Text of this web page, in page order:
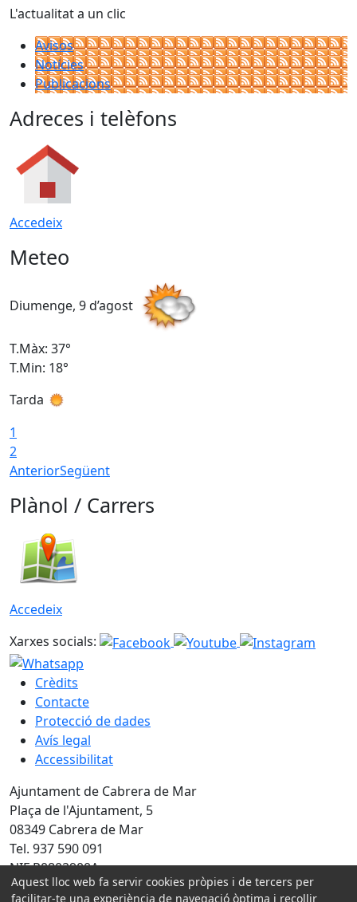
L'actualitat a un clic
Avisos
Notícies
Publicacions
Adreces i telèfons
Accedeix
Meteo
Diumenge, 9 d’agost
T.Màx: 37°
T.Min: 18°
Tarda
1
2
AnteriorSegüent
Plànol / Carrers
Accedeix
Xarxes socials:
Crèdits
Contacte
Protecció de dades
Avís legal
Accessibilitat
Ajuntament de Cabrera de Mar
Plaça de l'Ajuntament, 5
08349 Cabrera de Mar
Tel. 937 590 091
NIF P0802900A
Aquest lloc web fa servir cookies pròpies i de tercers per
facilitar-te una experiència de navegació òptima i recollir